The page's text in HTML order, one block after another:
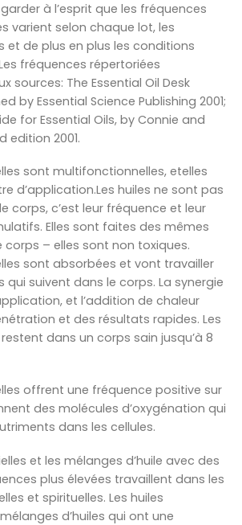
à l’esprit que les fréquences
varient selon chaque lot, les
et de plus en plus les conditions
fréquences répertoriées
sources: The Essential Oil Desk
by Essential Science Publishing 2001;
for Essential Oils, by Connie and
edition 2001.
sont multifonctionnelles, etelles
d’application.Les huiles ne sont pas
corps, c’est leur fréquence et leur
Elles sont faites des mêmes
– elles sont non toxiques.
sont absorbées et vont travailler
qui suivent dans le corps. La synergie
et l’addition de chaleur
et des résultats rapides. Les
dans un corps sain jusqu’à 8
offrent une fréquence positive sur
des molécules d’oxygénation qui
dans les cellules.
et les mélanges d’huile avec des
plus élevées travaillent dans les
et spirituelles. Les huiles
d’huiles qui ont une